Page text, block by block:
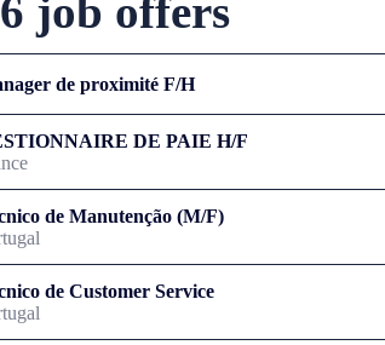
job offers
de proximité F/H
DE PAIE H/F
de Manutenção (M/F)
de Customer Service